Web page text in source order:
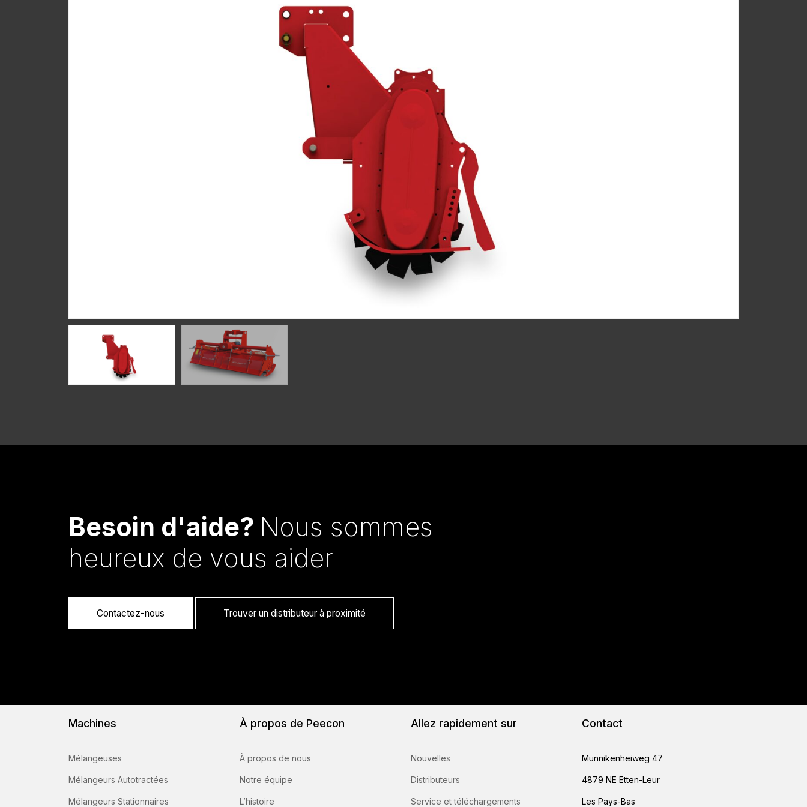
Besoin d'aide? Nous sommes
heureux de vous aider
Contactez-nous Trouver un distributeur à proximité
Machines
Mélangeuses
Mélangeurs Autotractées
Mélangeurs Stationnaires
À propos de Peecon
À propos de nous
Notre équipe
L’histoire
Allez rapidement sur
Nouvelles
Distributeurs
Service et téléchargements
Contact
Munnikenheiweg 47
4879 NE Etten-Leur
Les Pays-Bas